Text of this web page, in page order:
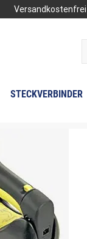
Versandkostenfrei
STECKVERBINDER